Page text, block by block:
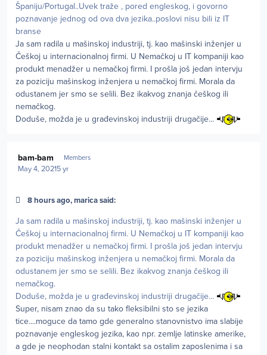
Španiju/Portugal..Uvek traže , pored engleskog, i govorno
poznavanje jednog od ova dva jezika..poslovi nisu bili iz IT
branse
Ja sam radila u mašinskoj industriji, tj. kao mašinski inženjer u
Češkoj u internacionalnoj firmi. U Nemačkoj u IT kompaniji kao
produkt menadžer u nemačkoj firmi. I prošla još jedan intervju
za poziciju mašinskog inženjera u nemačkoj firmi. Morala da
odustanem jer smo se selili. Bez ikakvog znanja češkog ili
nemačkog.
Doduše, možda je u građevinskoj industriji drugačije...
bam-bam Members
May 4, 20215 yr
8 hours ago, marica said:
Ja sam radila u mašinskoj industriji, tj. kao mašinski inženjer u
Češkoj u internacionalnoj firmi. U Nemačkoj u IT kompaniji kao
produkt menadžer u nemačkoj firmi. I prošla još jedan intervju
za poziciju mašinskog inženjera u nemačkoj firmi. Morala da
odustanem jer smo se selili. Bez ikakvog znanja češkog ili
nemačkog.
Doduše, možda je u građevinskoj industriji drugačije...
Super, nisam znao da su tako fleksibilni sto se jezika
tice....moguce da tamo gde generalno stanovnistvo ima slabije
poznavanje engleskog jezika, kao npr. zemlje latinske amerike,
a gde je neophodan stalni kontakt sa ostalim zaposlenima i sa